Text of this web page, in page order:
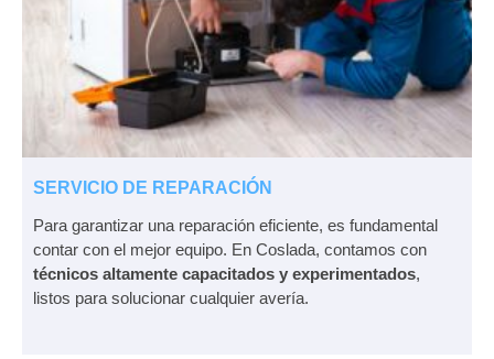
SERVICIO DE REPARACIÓN
Para garantizar una reparación eficiente, es fundamental
contar con el mejor equipo. En Coslada, contamos con
técnicos altamente capacitados y experimentados,
listos para solucionar cualquier avería.